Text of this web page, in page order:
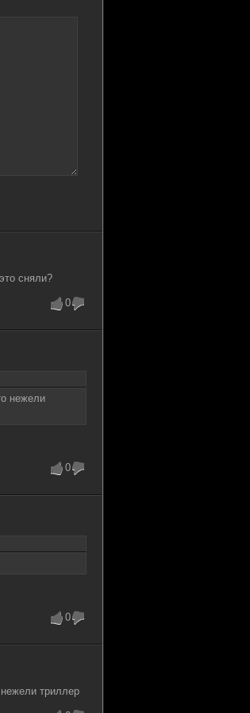
сняли?
0
нежели
0
0
триллер